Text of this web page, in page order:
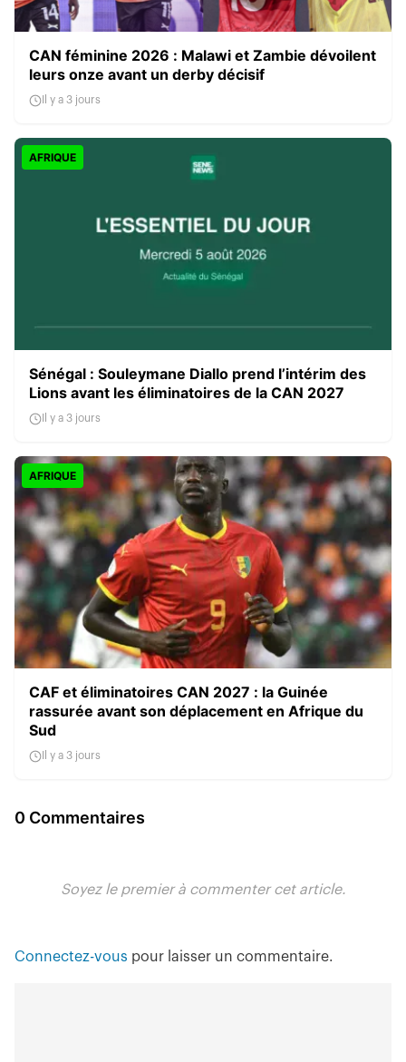
CAN féminine 2026 : Malawi et Zambie dévoilent
leurs onze avant un derby décisif
Il y a 3 jours
AFRIQUE
Sénégal : Souleymane Diallo prend l’intérim des
Lions avant les éliminatoires de la CAN 2027
Il y a 3 jours
AFRIQUE
CAF et éliminatoires CAN 2027 : la Guinée
rassurée avant son déplacement en Afrique du
Sud
Il y a 3 jours
0 Commentaires
Soyez le premier à commenter cet article.
Connectez-vous pour laisser un commentaire.